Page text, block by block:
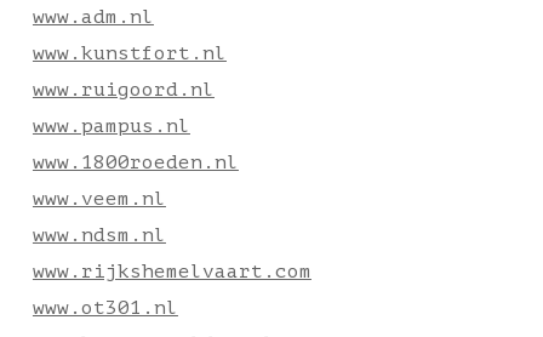
www.adm.nl
www.kunstfort.nl
www.ruigoord.nl
www.pampus.nl
www.1800roeden.nl
www.veem.nl
www.ndsm.nl
www.rijkshemelvaart.com
www.ot301.nl